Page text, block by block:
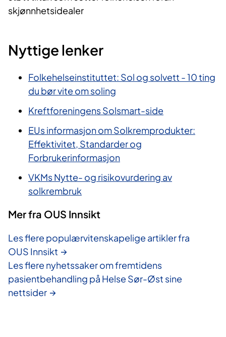
skjønnhetsidealer
Nyttige lenker
Folkehelseinstituttet: Sol og solvett - 10 ting
du bør vite om soling
Kreftforeningens Solsmart-side
EUs informasjon om Solkremprodukter:
Effektivitet, Standarder og
Forbrukerinformasjon
VKMs Nytte- og risikovurdering av
solkrembruk
Mer fra OUS Innsikt
Les flere populærvitenskapelige artikler fra
OUS Innsikt
Les flere nyhetssaker om fremtidens
pasientbehandling på Helse Sør-Øst sine
nettsider